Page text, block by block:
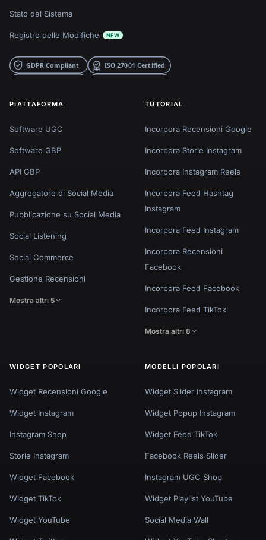
Stato del Sistema
Registro delle Modifiche NEW
PIATTAFORMA
Software UGC
Software GBP
API GBP
Aggregatore di Social Media
Pubblicazione su Social Media
Social Listening
Social Commerce
Gestione Recensioni
Mostra altri 5
TUTORIAL
Incorpora Recensioni Google
Incorpora Storie Instagram
Incorpora Instagram Reels
Incorpora Feed Hashtag
Instagram
Incorpora Feed Instagram
Incorpora Recensioni
Facebook
Incorpora Feed Facebook
Incorpora Feed TikTok
Mostra altri 8
WIDGET POPOLARI
Widget Recensioni Google
Widget Instagram
Instagram Shop
Storie Instagram
Widget Facebook
Widget TikTok
Widget YouTube
MODELLI POPOLARI
Widget Slider Instagram
Widget Popup Instagram
Widget Feed TikTok
Facebook Reels Slider
Instagram UGC Shop
Widget Playlist YouTube
Social Media Wall